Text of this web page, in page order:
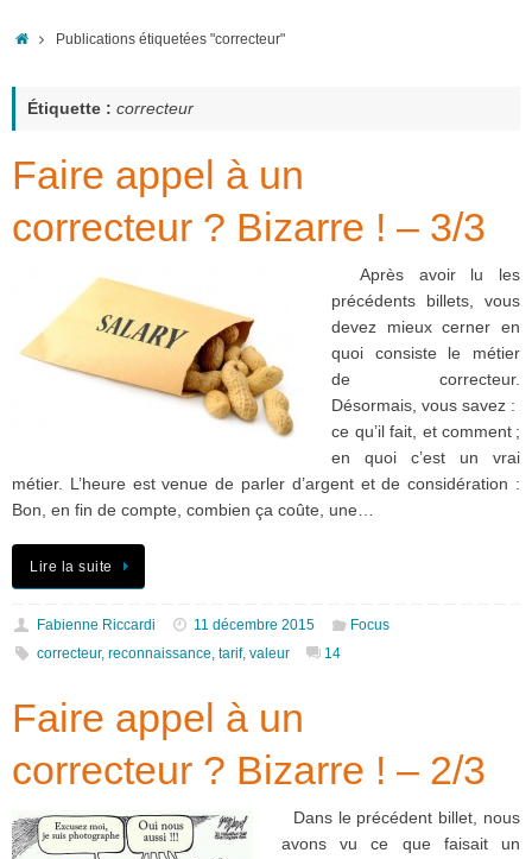
AccueilPublications étiquetées "correcteur"
Étiquette : correcteur
Faire appel à un
correcteur ? Bizarre ! – 3/3
Après avoir lu les
précédents billets, vous
devez mieux cerner en
quoi consiste le métier
de correcteur.
Désormais, vous savez :
ce qu’il fait, et comment ;
en quoi c’est un vrai
métier. L’heure est venue de parler d’argent et de considération :
Bon, en fin de compte, combien ça coûte, une…
Lire la suite
Fabienne Riccardi 11 décembre 2015
Focus
correcteur, reconnaissance tarif, valeur 14
Faire appel à un
correcteur ? Bizarre ! – 2/3
Dans le précédent billet, nous
avons vu ce que faisait un